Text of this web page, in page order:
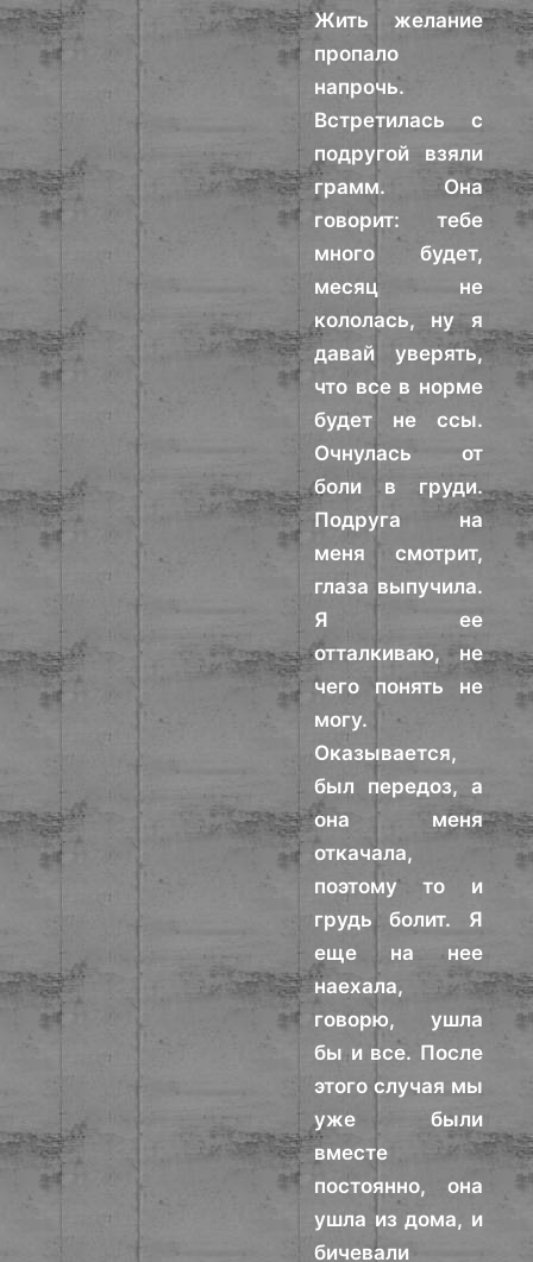
Жить желание
пропало
напрочь.
Встретилась с
подругой взяли
грамм. Она
говорит: тебе
много будет,
месяц не
кололась, ну я
давай уверять,
что все в норме
будет не ссы.
Очнулась от
боли в груди.
Подруга на
меня смотрит,
глаза выпучила.
Я ее
отталкиваю, не
чего понять не
могу.
Оказывается,
был передоз, а
она меня
откачала,
поэтому то и
грудь болит. Я
еще на нее
наехала,
говорю, ушла
бы и все. После
этого случая мы
уже были
вместе
постоянно, она
ушла из дома, и
бичевали